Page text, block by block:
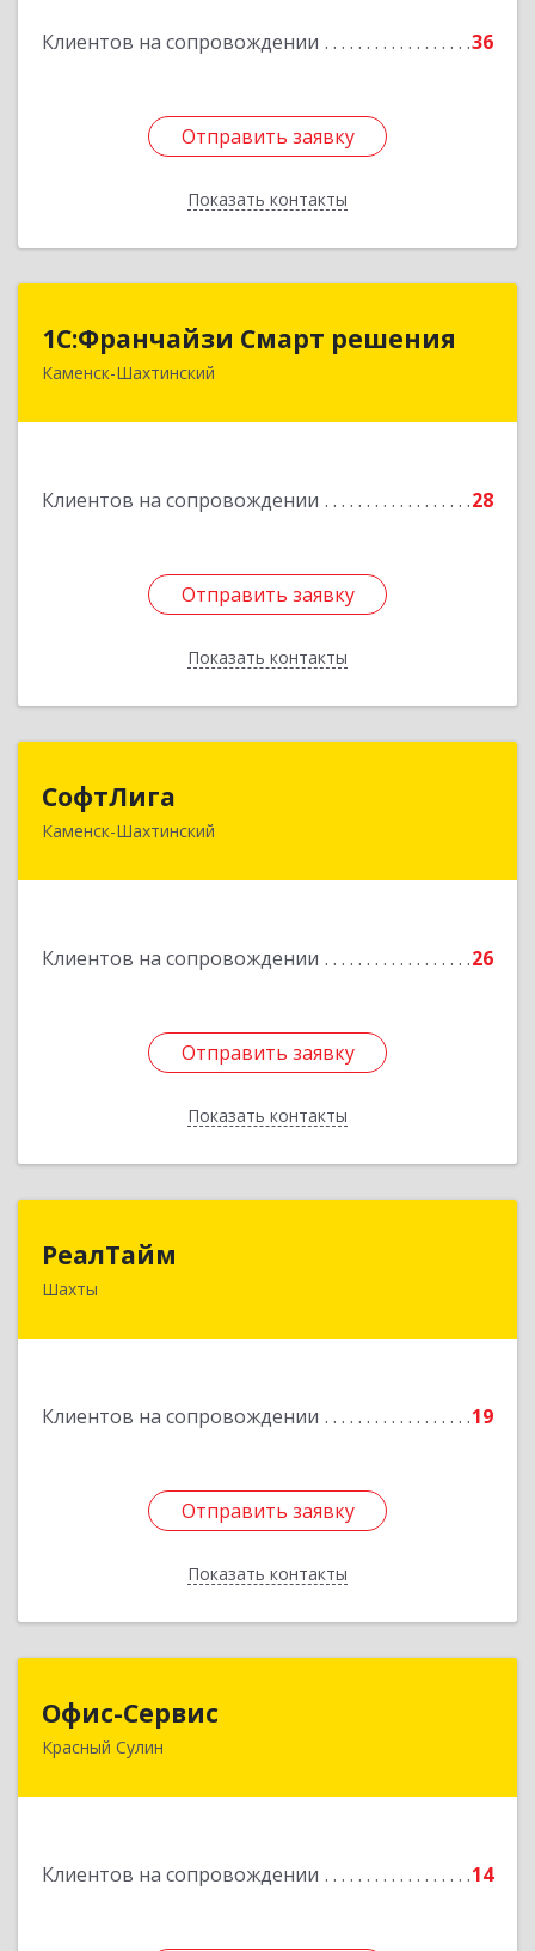
Клиентов на сопровождении 36
Отправить заявку
Показать контакты
Отправить заявку
Назад
1С:Франчайзи Смарт решения
Каменск-Шахтинский
Клиентов на сопровождении 28
Отправить заявку
Показать контакты
1С:Франчайзи Смарт решения
347800, Ростовская обл, Каменск-Шахтинский г,
Отправить заявку
Назад
СофтЛига
Каменск-Шахтинский
Клиентов на сопровождении 26
Отправить заявку
Показать контакты
347800, Ростовская обл, Каменск-Шахтинский г,
Отправить заявку
Назад
РеалТайм
Шахты
Клиентов на сопровождении 19
Отправить заявку
Показать контакты
Отправить заявку
Назад
Офис-Сервис
Красный Сулин
Клиентов на сопровождении 14
346350, Ростовская обл, р-н Красносулинский,